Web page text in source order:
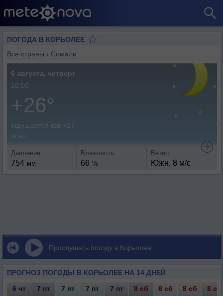
ПОГОДА В КОРЬОЛЕЕ
Все страны › Сомали
6 августа, четверг
18:00
+26°
ощущается как +27
ясно
Давление
754 мм
Влажность
66 %
Ветер
Южн, 8 м/с
Прослушать погоду в Корьолее
ПРОГНОЗ ПОГОДЫ В КОРЬОЛЕЕ НА 14 ДНЕЙ
6 чт 7 пт 7 пт 7 пт 7 пт 8 сб 8 сб 8 сб 8 сб